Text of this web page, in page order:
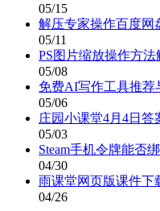
05/15
解压专家操作百度网
05/11
PS图片缩放操作方法
05/08
免费AI写作工具推荐
05/06
庄园小课堂4月4日答
05/03
Steam手机令牌能否
04/30
雨课堂网页版课件下
04/26